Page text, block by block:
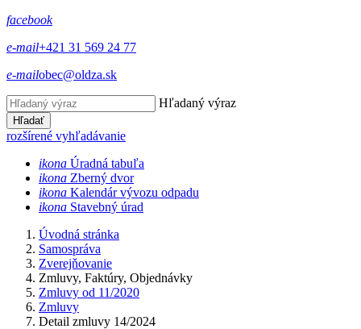
facebook
e-mail+421 31 569 24 77
e-mailobec@oldza.sk
Hľadaný výraz
Hľadať
rozšírené vyhľadávanie
ikona Úradná tabuľa
ikona Zberný dvor
ikona Kalendár vývozu odpadu
ikona Stavebný úrad
Úvodná stránka
Samospráva
Zverejňovanie
Zmluvy, Faktúry, Objednávky
Zmluvy od 11/2020
Zmluvy
Detail zmluvy 14/2024